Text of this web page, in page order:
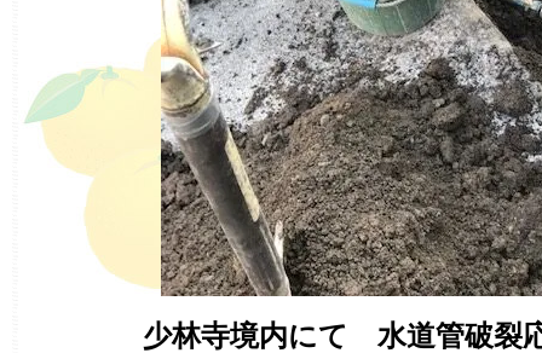
少林寺境内にて 水道管破裂